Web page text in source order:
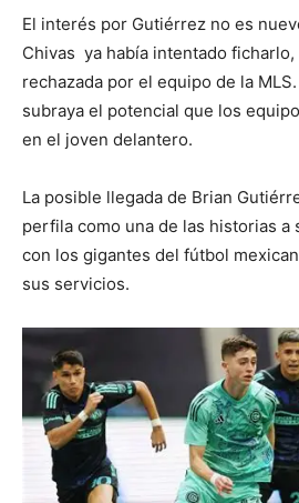
El interés por Gutiérrez no es
Chivas ya había intentado
rechazada por el equipo de la
subraya el potencial que los
en el joven delantero.
La posible llegada de Brian
perfila como una de las historias
con los gigantes del fútbol
sus servicios.